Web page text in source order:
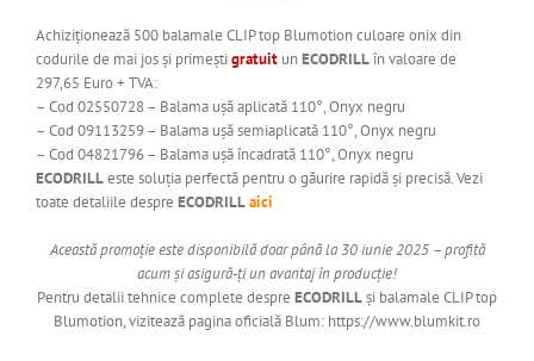
Achiziționează 500 balamale CLIP top Blumotion culoare onix din
codurile de mai jos și primeștigratuitunECODRILLîn valoare de
297,65 Euro + TVA:
– Cod 02550728 – Balama ușă aplicată 110°, Onyx negru
– Cod 09113259 – Balama ușă semiaplicată 110°, Onyx negru
– Cod 04821796 – Balama ușă încadrată 110°, Onyx negru
ECODRILLeste soluția perfectă pentru o găurire rapidă și precisă. Vezi
toate detaliile despre ECODRILLaici
Această promoție este disponibilă doar până la 30 iunie 2025 – profită
acum și asigură-ți un avantaj în producție!
Pentru detalii tehnice complete despre ECODRILLși balamale CLIP top
Blumotion, vizitează pagina oficială Blum: https://www.blumkit.ro